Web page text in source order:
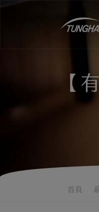
【
首頁